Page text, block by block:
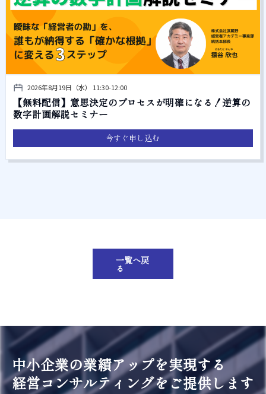
2026年8月19日（水） 11:30-12:00
【無料配信】意思決定のプロセスが明確になる！逆算の
数字計画解説セミナー
今すぐ申し込む
一覧へ戻
る
中小企業の業績アップを実現する
経営コンサルティングをご提供します